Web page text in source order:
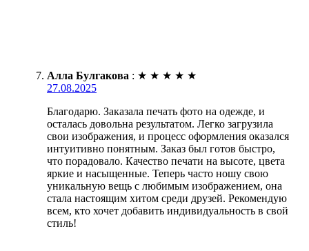
Алла Булгакова : ★ ★ ★ ★ ★
27.08.2025
Благодарю. Заказала печать фото на одежде, и
осталась довольна результатом. Легко загрузила
свои изображения, и процесс оформления оказался
интуитивно понятным. Заказ был готов быстро,
что порадовало. Качество печати на высоте, цвета
яркие и насыщенные. Теперь часто ношу свою
уникальную вещь с любимым изображением, она
стала настоящим хитом среди друзей. Рекомендую
всем, кто хочет добавить индивидуальность в свой
стиль!